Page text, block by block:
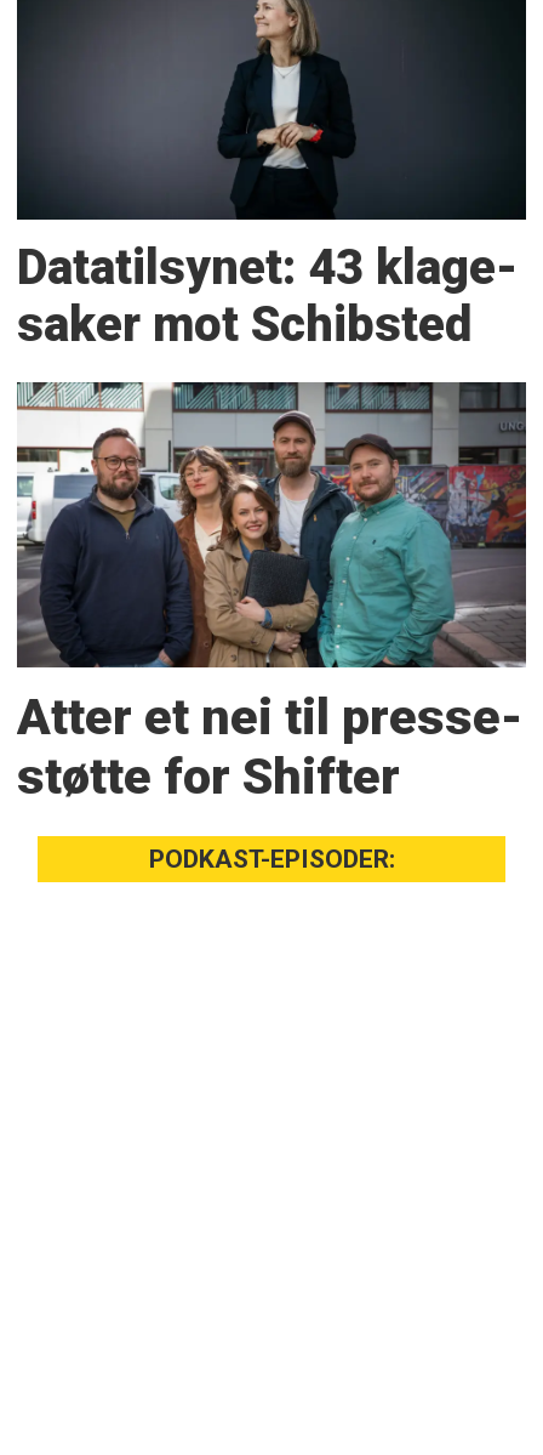
Datatilsynet: 43 klage­
saker mot Schibsted
Atter et nei til presse­
støtte for Shifter
PODKAST-EPISODER: